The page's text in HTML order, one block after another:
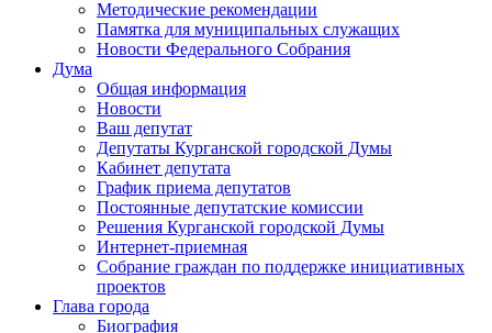
Методические рекомендации
Памятка для муниципальных служащих
Новости Федерального Cобрания
Дума
Общая информация
Новости
Ваш депутат
Депутаты Курганской городской Думы
Кабинет депутата
График приема депутатов
Постоянные депутатские комиссии
Решения Курганской городской Думы
Интернет-приемная
Собрание граждан по поддержке инициативных
проектов
Глава города
Биография